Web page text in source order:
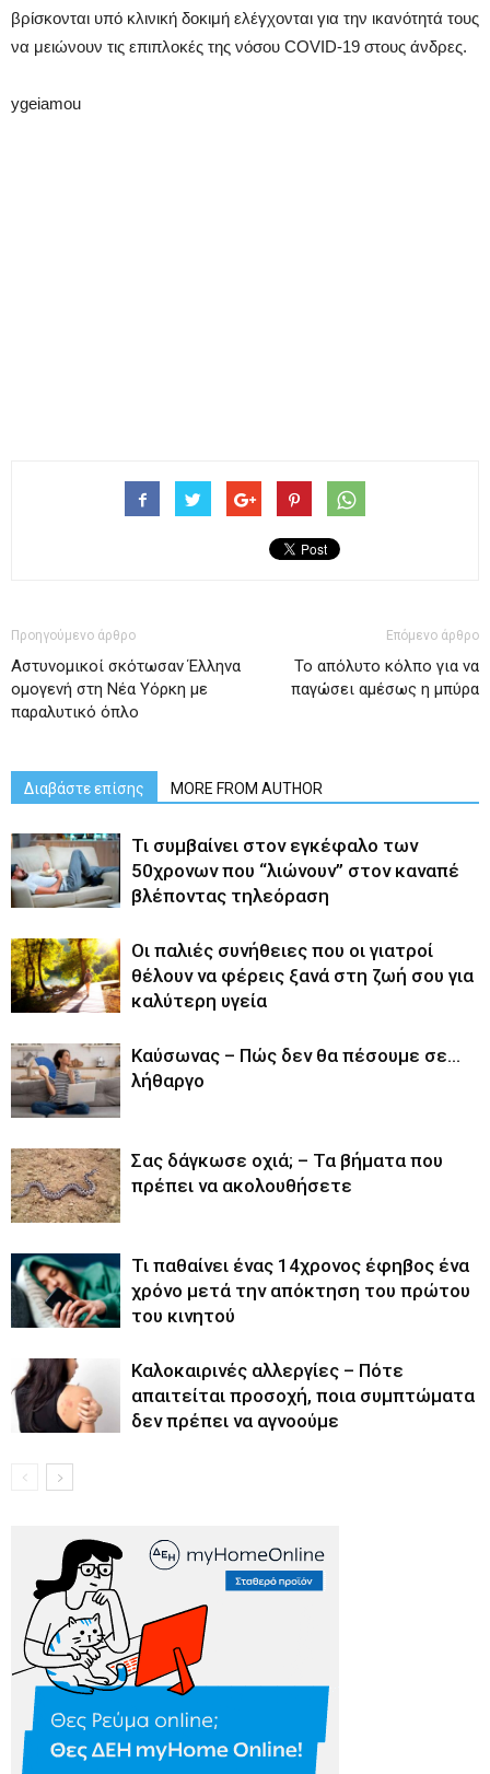
βρίσκονται υπό κλινική δοκιμή ελέγχονται για την ικανότητά τους
να μειώνουν τις επιπλοκές της νόσου COVID-19 στους άνδρες.
ygeiamou
Προηγούμενο άρθρο
Αστυνομικοί σκότωσαν Έλληνα
ομογενή στη Νέα Υόρκη με
παραλυτικό όπλο
Επόμενο άρθρο
Το απόλυτο κόλπο για να
παγώσει αμέσως η μπύρα
Διαβάστε επίσης MORE FROM AUTHOR
Τι συμβαίνει στον εγκέφαλο των
50χρονων που “λιώνουν” στον καναπέ
βλέποντας τηλεόραση
Οι παλιές συνήθειες που οι γιατροί
θέλουν να φέρεις ξανά στη ζωή σου για
καλύτερη υγεία
Καύσωνας – Πώς δεν θα πέσουμε σε…
λήθαργο
Σας δάγκωσε οχιά; – Τα βήματα που
πρέπει να ακολουθήσετε
Τι παθαίνει ένας 14χρονος έφηβος ένα
χρόνο μετά την απόκτηση του πρώτου
του κινητού
Καλοκαιρινές αλλεργίες – Πότε
απαιτείται προσοχή, ποια συμπτώματα
δεν πρέπει να αγνοούμε